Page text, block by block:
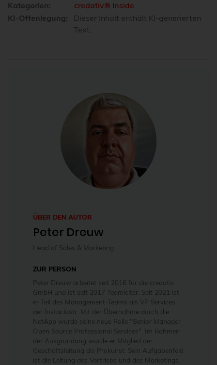
Kategorien:
credativ® Inside
KI-Offenlegung:
Dieser Inhalt enthält KI-generierten
Text.
ÜBER DEN AUTOR
Peter Dreuw
Head of Sales & Marketing
ZUR PERSON
Peter Dreuw arbeitet seit 2016 für die credativ
GmbH und ist seit 2017 Teamleiter. Seit 2021 ist
er Teil des Management-Teams als VP Services
der Instaclustr. Mit der Übernahme durch die
NetApp wurde seine neue Rolle "Senior Manager
Open Source Professional Services". Im Rahmen
der Ausgründung wurde er Mitglied der
Geschäftsleitung als Prokurist. Sein Aufgabenfeld
ist die Leitung des Vertriebs und des Marketings.